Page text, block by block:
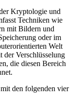
Kryptologie und
Techniken wie
mit Bildern und
oder im
Welt
Verschlüsselung
die diesen Bereich
den folgenden vier